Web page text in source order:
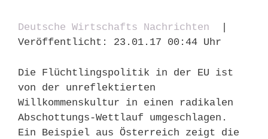
Deutsche Wirtschafts Nachrichten
Veröffentlicht: 23.01.17 00:44 Uhr
Die Flüchtlingspolitik in der EU ist
von der unreflektierten
Willkommenskultur in einen radikalen
Abschottungs-Wettlauf umgeschlagen.
Ein Beispiel aus Österreich zeigt die